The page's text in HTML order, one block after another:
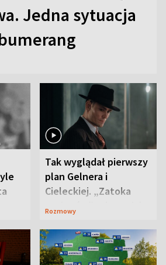
Jedna sytuacja
Tak wyglądał pierwszy
plan Gelnera i
Cieleckiej. „Zatoka
szpiegów” od razu ich
Rozmowy